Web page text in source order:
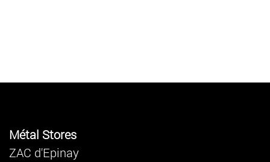
Métal Stores
ZAC d'Epinay